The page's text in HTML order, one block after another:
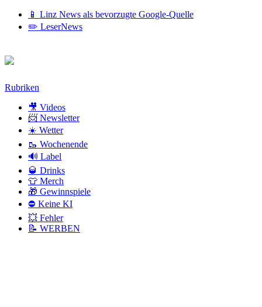
📱 Linz News als bevorzugte Google-Quelle
✏️ LeserNews
Zum
Rubriken
🎥 Videos
📨 Newsletter
☀️ Wetter
🥾 Wochenende
🔊 Label
🥃 Drinks
👕 Merch
🎁 Gewinnspiele
⛔ Keine KI
💥 Fehler
📝 WERBEN